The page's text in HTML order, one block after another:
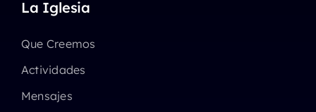
La Iglesia
Que Creemos
Actividades
Mensajes